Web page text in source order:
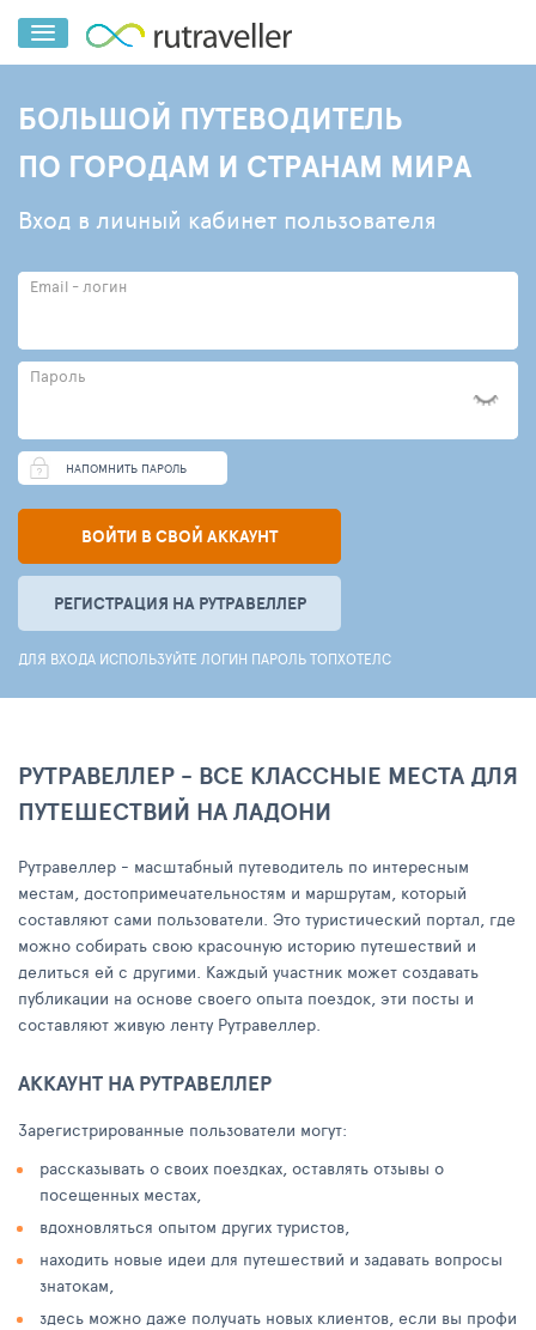
БОЛЬШОЙ ПУТЕВОДИТЕЛЬ
ПО ГОРОДАМ И СТРАНАМ МИРА
Вход в личный кабинет пользователя
Email - логин
Пароль
НАПОМНИТЬ ПАРОЛЬ
ВОЙТИ В СВОЙ АККАУНТ
РЕГИСТРАЦИЯ НА РУТРАВЕЛЛЕР
ДЛЯ ВХОДА ИСПОЛЬЗУЙТЕ ЛОГИН ПАРОЛЬ ТОПХОТЕЛС
РУТРАВЕЛЛЕР - ВСЕ КЛАССНЫЕ МЕСТА ДЛЯ
ПУТЕШЕСТВИЙ НА ЛАДОНИ
Рутравеллер - масштабный путеводитель по интересным
местам, достопримечательностям и маршрутам, который
составляют сами пользователи. Это туристический портал, где
можно собирать свою красочную историю путешествий и
делиться ей с другими. Каждый участник может создавать
публикации на основе своего опыта поездок, эти посты и
составляют живую ленту Рутравеллер.
АККАУНТ НА РУТРАВЕЛЛЕР
Зарегистрированные пользователи могут:
рассказывать о своих поездках, оставлять отзывы о
посещенных местах,
вдохновляться опытом других туристов,
находить новые идеи для путешествий и задавать вопросы
знатокам,
здесь можно даже получать новых клиентов, если вы профи